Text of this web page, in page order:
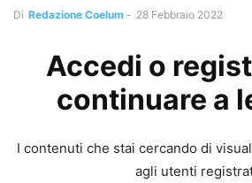
Di Redazione Coelum - 28 Febbraio 2022
Accedi o
continuare a
I contenuti che stai cercando di
agli utenti